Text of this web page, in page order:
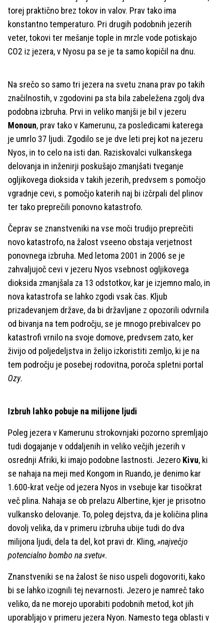
torej praktično brez tokov in valov. Prav tako ima
konstantno temperaturo. Pri drugih podobnih jezerih
veter, tokovi ter mešanje tople in mrzle vode potiskajo
CO2 iz jezera, v Nyosu pa se je ta samo kopičil na dnu.
Na srečo so samo tri jezera na svetu znana prav po takih
značilnostih, v zgodovini pa sta bila zabeležena zgolj dva
podobna izbruha. Prvi in veliko manjši je bil v jezeru
Monoun, prav tako v Kamerunu, za posledicami katerega
je umrlo 37 ljudi. Zgodilo se je dve leti prej kot na jezeru
Nyos, in to celo na isti dan. Raziskovalci vulkanskega
delovanja in inženirji poskušajo zmanjšati tveganje
ogljikovega dioksida v takih jezerih, predvsem s pomočjo
vgradnje cevi, s pomočjo katerih naj bi izčrpali del plinov
ter tako preprečili ponovno katastrofo.
Čeprav se znanstveniki na vse moči trudijo preprečiti
novo katastrofo, na žalost vseeno obstaja verjetnost
ponovnega izbruha. Med letoma 2001 in 2006 se je
zahvaljujoč cevi v jezeru Nyos vsebnost ogljikovega
dioksida zmanjšala za 13 odstotkov, kar je izjemno malo, in
nova katastrofa se lahko zgodi vsak čas. Kljub
prizadevanjem države, da bi državljane z opozorili odvrnila
od bivanja na tem področju, se je mnogo prebivalcev po
katastrofi vrnilo na svoje domove, predvsem zato, ker
živijo od poljedeljstva in želijo izkoristiti zemljo, ki je na
tem področju je posebej rodovitna, poroča spletni portal
Ozy.
Izbruh lahko pobuje na milijone ljudi
Poleg jezera v Kamerunu strokovnjaki pozorno spremljajo
tudi dogajanje v oddaljenih in veliko večjih jezerih v
osrednji Afriki, ki imajo podobne lastnosti. Jezero Kivu, ki
se nahaja na meji med Kongom in Ruando, je denimo kar
1.600-krat večje od jezera Nyos in vsebuje kar tisočkrat
več plina. Nahaja se ob prelazu Albertine, kjer je prisotno
vulkansko delovanje. To, poleg dejstva, da je količina plina
dovolj velika, da v primeru izbruha ubije tudi do dva
milijona ljudi, dela ta del, kot pravi dr. Kling,»največjo
potencialno bombo na svetu«.
Znanstveniki se na žalost še niso uspeli dogovoriti, kako
bi se lahko izognili tej nevarnosti. Jezero je namreč tako
veliko, da ne morejo uporabiti podobnih metod, kot jih
uporabljajo v primeru jezera Nyon. Namesto tega oblasti v